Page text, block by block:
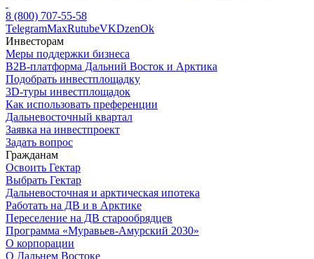
8 (800) 707-55-58
TelegramMaxRutubeVKDzenOk
Инвесторам
Меры поддержки бизнеса
B2B-платформа Дальний Восток и Арктика
Подобрать инвестплощадку
3D-туры инвестплощадок
Как использовать преференции
Дальневосточный квартал
Заявка на инвестпроект
Задать вопрос
Гражданам
Освоить Гектар
Выбрать Гектар
Дальневосточная и арктическая ипотека
Работать на ДВ и в Арктике
Переселение на ДВ старообрядцев
Программа «Муравьев-Амурский 2030»
О корпорации
О Дальнем Востоке